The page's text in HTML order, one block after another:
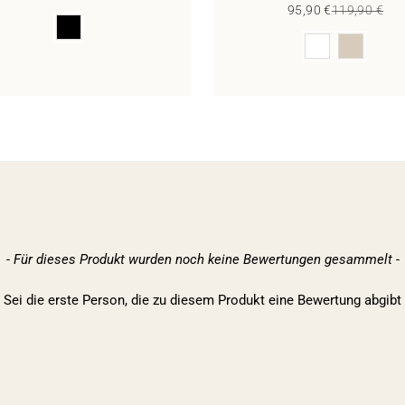
Color
Sale price
95,90 €Regular price
119,90 €
Color
- Für dieses Produkt wurden noch keine Bewertungen gesammelt -
Sei die erste Person, die zu diesem Produkt eine Bewertung abgibt